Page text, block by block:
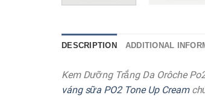
DESCRIPTION ADDITIONAL
Kem Dưỡng Trắng Da Orôche
váng sữa PO2 Tone Up Cream